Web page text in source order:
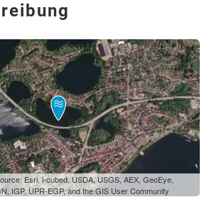
Esri, i-cubed, USDA, USGS, AEX, GeoEye,
IGP, UPR-EGP, and the GIS User Community